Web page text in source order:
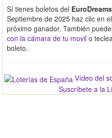
Sí tienes boletos del
Septiembre de 2025 haz clic en
próximo ganador. También
con la cámara de tu movil o
boleto.
Vídeo del
Suscríbete a la